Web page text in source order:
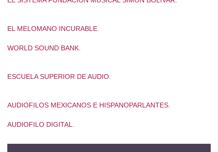
EL MELOMANO INCURABLE.
WORLD SOUND BANK.
ESCUELA SUPERIOR DE AUDIO.
AUDIOFILOS MEXICANOS E HISPANOPARLANTES.
AUDIOFILO DIGITAL.